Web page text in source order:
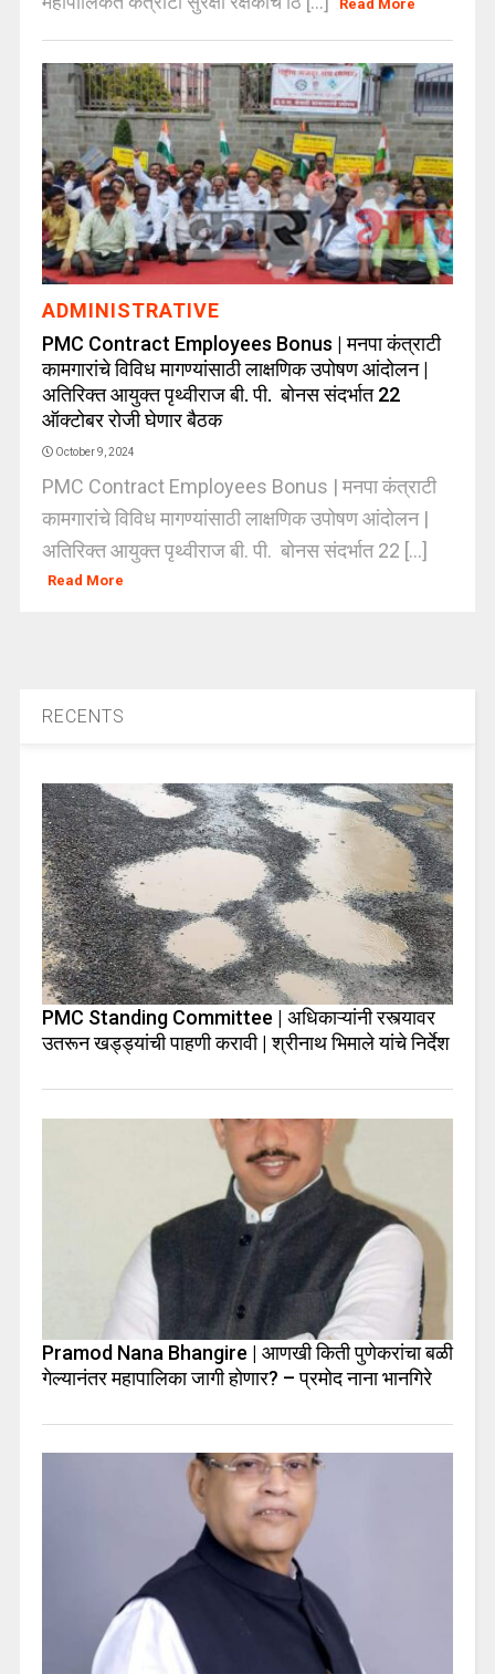
Read More
ADMINISTRATIVE
PMC Contract Employees Bonus | मनपा कंत्राटी
कामगारांचे विविध मागण्यांसाठी लाक्षणिक उपोषण आंदोलन |
अतिरिक्त आयुक्त पृथ्वीराज बी. पी. बोनस संदर्भात 22
ऑक्टोबर रोजी घेणार बैठक
October 9, 2024
PMC Contract Employees Bonus | मनपा कंत्राटी
कामगारांचे विविध मागण्यांसाठी लाक्षणिक उपोषण आंदोलन |
अतिरिक्त आयुक्त पृथ्वीराज बी. पी. बोनस संदर्भात 22 [...]
Read More
RECENTS
PMC Standing Committee | अधिकाऱ्यांनी रस्त्यावर
उतरून खड्ड्यांची पाहणी करावी | श्रीनाथ भिमाले यांचे निर्देश
Pramod Nana Bhangire | आणखी किती पुणेकरांचा बळी
गेल्यानंतर महापालिका जागी होणार? – प्रमोद नाना भानगिरे